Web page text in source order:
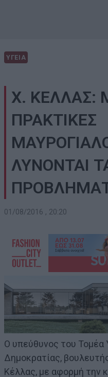
ΥΓΕΙΑ
Χ. ΚΕΛΛΑΣ:
ΠΡΑΚΤΙΚΕΣ
ΛΥΝΟΝΤΑΙ
01/08/2016 , 20:20
Ο υπεύθυνος του Τομέα
Δημοκρατίας,
Κέλλας, με αφορμή την